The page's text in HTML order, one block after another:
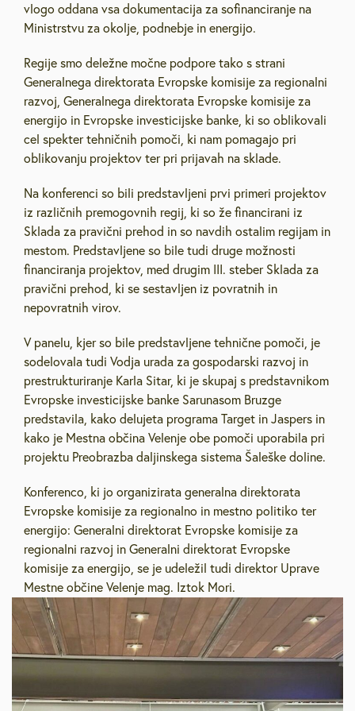
vlogo oddana vsa dokumentacija za sofinanciranje na
Ministrstvu za okolje, podnebje in energijo.
Regije smo deležne močne podpore tako s strani
Generalnega direktorata Evropske komisije za regionalni
razvoj, Generalnega direktorata Evropske komisije za
energijo in Evropske investicijske banke, ki so oblikovali
cel spekter tehničnih pomoči, ki nam pomagajo pri
oblikovanju projektov ter pri prijavah na sklade.
Na konferenci so bili predstavljeni prvi primeri projektov
iz različnih premogovnih regij, ki so že financirani iz
Sklada za pravični prehod in so navdih ostalim regijam in
mestom. Predstavljene so bile tudi druge možnosti
financiranja projektov, med drugim III. steber Sklada za
pravični prehod, ki se sestavljen iz povratnih in
nepovratnih virov.
V panelu, kjer so bile predstavljene tehnične pomoči, je
sodelovala tudi Vodja urada za gospodarski razvoj in
prestrukturiranje Karla Sitar, ki je skupaj s predstavnikom
Evropske investicijske banke Sarunasom Bruzge
predstavila, kako delujeta programa Target in Jaspers in
kako je Mestna občina Velenje obe pomoči uporabila pri
projektu Preobrazba daljinskega sistema Šaleške doline.
Konferenco, ki jo organizirata generalna direktorata
Evropske komisije za regionalno in mestno politiko ter
energijo: Generalni direktorat Evropske komisije za
regionalni razvoj in Generalni direktorat Evropske
komisije za energijo, se je udeležil tudi direktor Uprave
Mestne občine Velenje mag. Iztok Mori.